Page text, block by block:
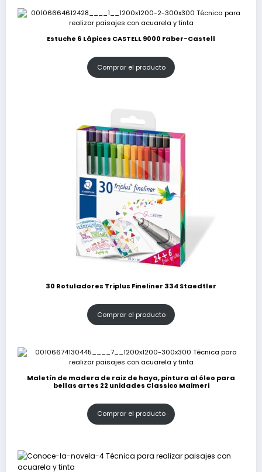
Estuche 6 Lápices CASTELL 9000 Faber-Castell
Comprar el producto
30 Rotuladores Triplus Fineliner 334 Staedtler
Comprar el producto
Maletín de madera de raiz de haya, pintura al óleo para
bellas artes 22 unidades Classico Maimeri
Comprar el producto